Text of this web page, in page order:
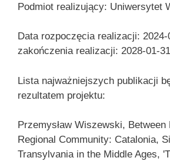
Podmiot realizujący: Uniwersytet
Data rozpoczęcia realizacji:
zakończenia realizacji: 2028-01-31
Lista najważniejszych publikacji
rezultatem projektu:
Przemysław Wiszewski, Between
Regional Community: Catalonia,
Transylvania in the Middle Ages,